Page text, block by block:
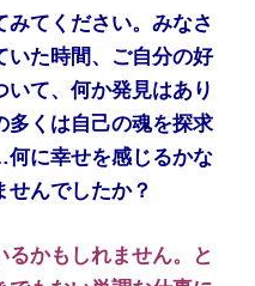
みてください。みなさ
いた時間、ご自分の好
いて、何か発見はあり
多くは自己の魂を探求
に幸せを感じるかな
せんでしたか？
かもしれません。と